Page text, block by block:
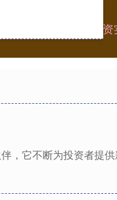
广州股票杠杆配资
，它不断为投资者提